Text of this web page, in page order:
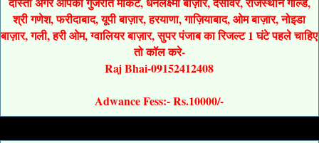
श्री गणेश, फरीदाबाद, यूपी बाज़ार, हरयाणा, गाज़ियाबाद, ओम बाज़ार, नोइडा
बाज़ार, गली, हरी ओम, ग्वालियर बाज़ार, सुपर पंजाब का रिजल्ट 1 घंटे पहले चाहिए
तो कॉल करे-
Raj Bhai-09152412408
Adwance Fess:- Rs.10000/-